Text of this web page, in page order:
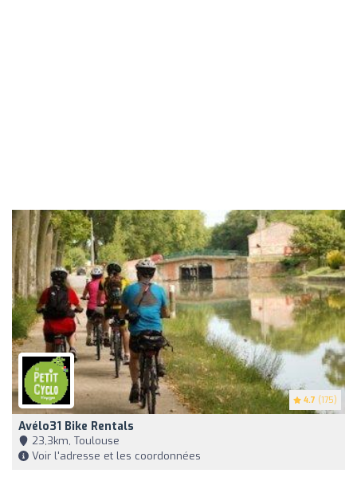
4.7 (175)
Avélo31 Bike Rentals
23,3km, Toulouse
Voir l'adresse et les coordonnées